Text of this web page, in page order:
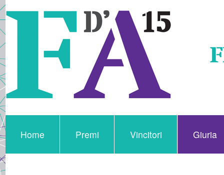
Home Premi Vincitori Giuria